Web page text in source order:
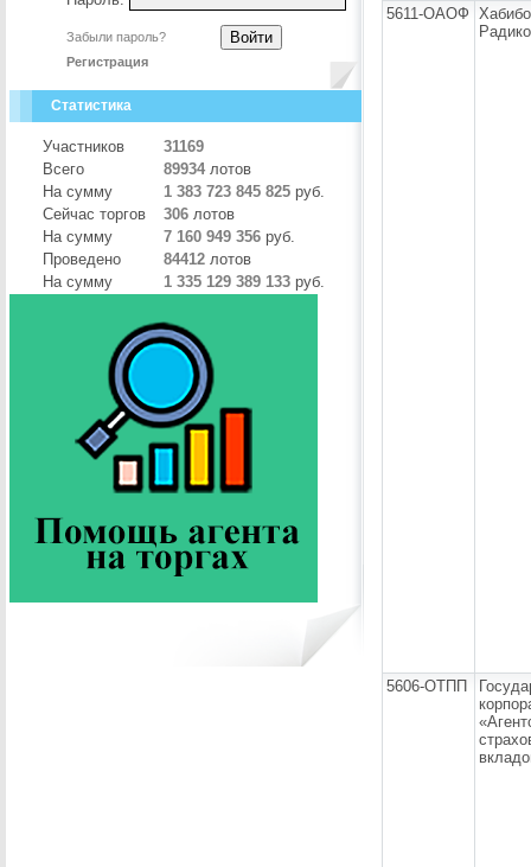
Забыли пароль?
Регистрация
Статистика
Участников
31169
Всего
89934 лотов
На сумму
1 383 723 845 825 руб.
Сейчас торгов
306 лотов
На сумму
7 160 949 356 руб.
Проведено
84412 лотов
На сумму
1 335 129 389 133 руб.
5611-ОАОФ
5606-ОТПП